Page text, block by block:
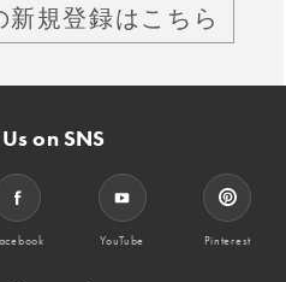
新規登録はこちら
on SNS
YouTube Pinterest